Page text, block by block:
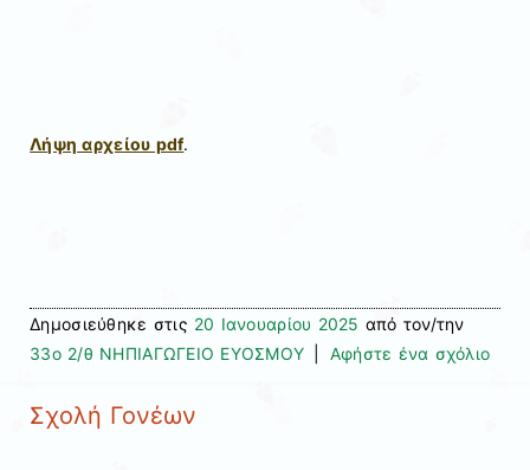
Λήψη αρχείου pdf.
Δημοσιεύθηκε στις 20 Ιανουαρίου 2025 από τον/την
33ο 2/θ ΝΗΠΙΑΓΩΓΕΙΟ ΕΥΟΣΜΟΥ
Αφήστε ένα σχόλιο
Σχολή Γονέων